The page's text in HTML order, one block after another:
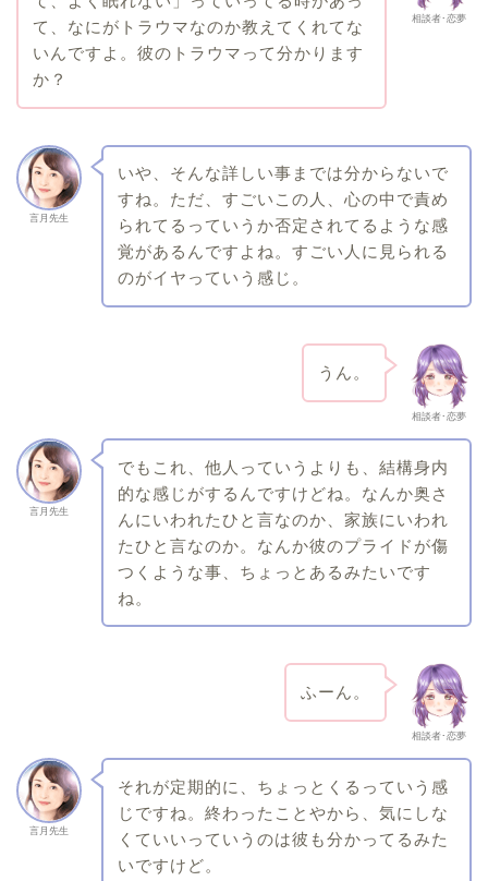
相談者･恋夢
て、なにがトラウマなのか教えてくれてな
いんですよ。彼のトラウマって分かります
か？
言月先生
いや、そんな詳しい事までは分からないで
すね。ただ、すごいこの人、心の中で責め
られてるっていうか否定されてるような感
覚があるんですよね。すごい人に見られる
のがイヤっていう感じ。
相談者･恋夢
うん。
言月先生
でもこれ、他人っていうよりも、結構身内
的な感じがするんですけどね。なんか奥さ
んにいわれたひと言なのか、家族にいわれ
たひと言なのか。なんか彼のプライドが傷
つくような事、ちょっとあるみたいです
ね。
相談者･恋夢
ふーん。
言月先生
それが定期的に、ちょっとくるっていう感
じですね。終わったことやから、気にしな
くていいっていうのは彼も分かってるみた
いですけど。